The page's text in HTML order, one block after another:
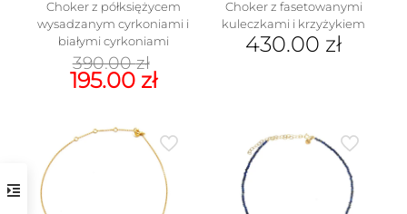
Choker z półksiężycem
wysadzanym cyrkoniami i
białymi cyrkoniami
390.00zł Pierwotna
cena
wynosiła:
195.00 złAktualna
cena
195.00 zł.
Choker z fasetowanymi
kuleczkami i krzyżykiem
430.00 zł